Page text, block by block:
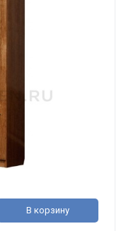
В корзину